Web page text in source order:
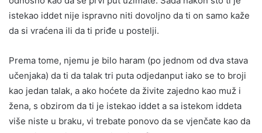
istekao iddet nije ispravno niti dovoljno da ti on samo kaže
da si vraćena ili da ti priđe u postelji.
Prema tome, njemu je bilo haram (po jednom od dva stava
učenjaka) da ti da talak tri puta odjedanput iako se to broji
kao jedan talak, a ako hoćete da živite zajedno kao muž i
žena, s obzirom da ti je istekao iddet a sa istekom iddeta
više niste u braku, vi trebate ponovo da se vjenčate kao da